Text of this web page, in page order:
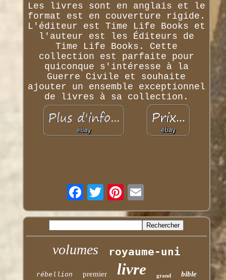
Les livres sont en anglais et le
format est en couverture rigide.
L'éditeur est Time Life Books et
l'auteur est les Éditeurs de
Time Life Books. Cette
collection est parfaite pour
quiconque s'intéresse à la
Guerre Civile et souhaite
ajouter un ensemble exceptionnel
de livres à sa collection.
volumes royaume-uni
rébellion premier livre grand bible